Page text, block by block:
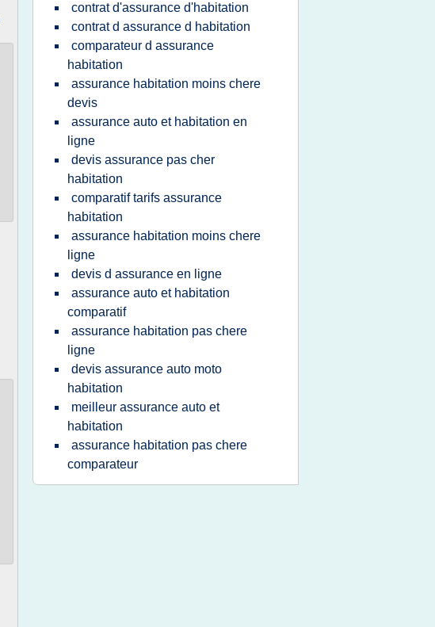
contrat d'assurance d'habitation
contrat d assurance d habitation
comparateur d assurance
habitation
assurance habitation moins chere
devis
assurance auto et habitation en
ligne
devis assurance pas cher
habitation
comparatif tarifs assurance
habitation
assurance habitation moins chere
ligne
devis d assurance en ligne
assurance auto et habitation
comparatif
assurance habitation pas chere
ligne
devis assurance auto moto
habitation
meilleur assurance auto et
habitation
assurance habitation pas chere
comparateur